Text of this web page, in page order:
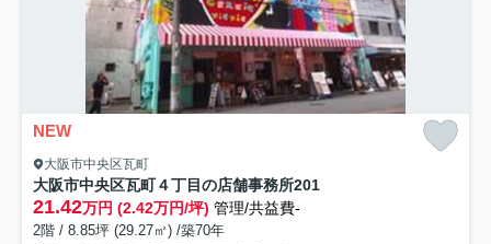
NEW
大阪市中央区瓦町
大阪市中央区瓦町４丁目の店舗事務所201
21.42万円 (2.42万円/坪) 管理/共益費-
2階 / 8.85坪 (29.27㎡) /築70年